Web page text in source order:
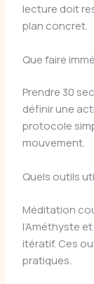
lecture doit
plan concret.
Que faire
Prendre 30
définir une
protocole
mouvement.
Quels outils
Méditation
l’Améthyste
itératif. Ces
pratiques.